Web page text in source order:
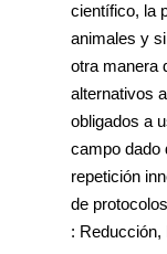
científico, la
animales y
otra manera
alternativos
obligados a
campo dado
repetición
de
: Reducción,